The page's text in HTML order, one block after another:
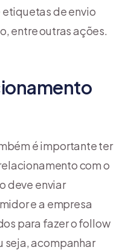
de envio
entre outras ações.
é importante ter
com o
deve enviar
e a empresa
para fazer o follow
seja, acompanhar